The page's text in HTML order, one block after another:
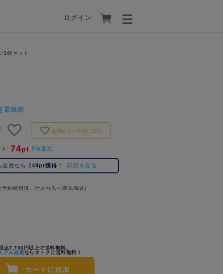
ログイン
3個セット
電磁砲
お気に入り作品に追加
74pt 5%還元
会員なら 148pt獲得！ 詳細を見る
予約締切済。仕入れ先へ確認商品）
込7,700円以上で送料無料。
アム会員ならオトクに送料無料！
カートに追加